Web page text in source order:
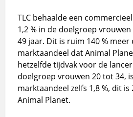
TLC behaalde een
1,2 % in de doelgroep
49 jaar. Dit is ruim 140 % meer
marktaandeel dat Animal
hetzelfde tijdvak voor de
doelgroep vrouwen 20 tot 34,
marktaandeel zelfs 1,8 %, dit is
Animal Planet.